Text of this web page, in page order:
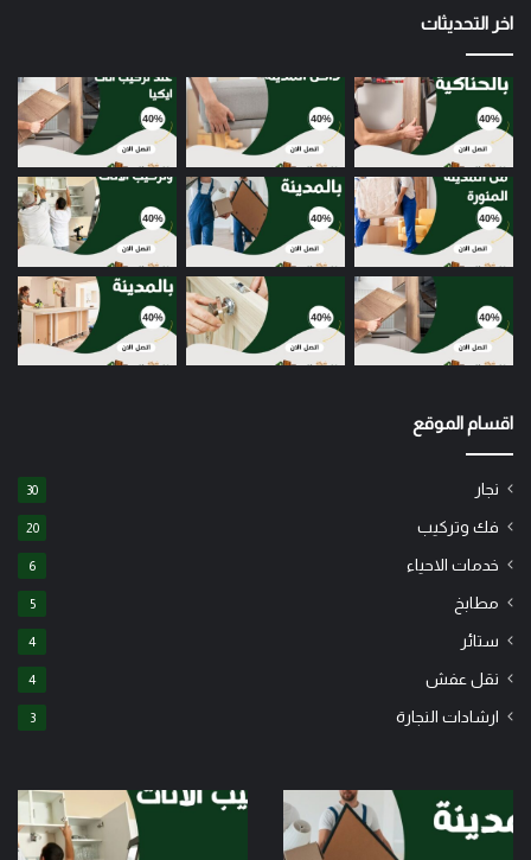
اخر التحديثات
اقسام الموقع
نجار 30
فك وتركيب 20
خدمات الاحياء 6
مطابخ 5
ستائر 4
نقل عفش 4
ارشادات النجارة 3
نقل
نجار